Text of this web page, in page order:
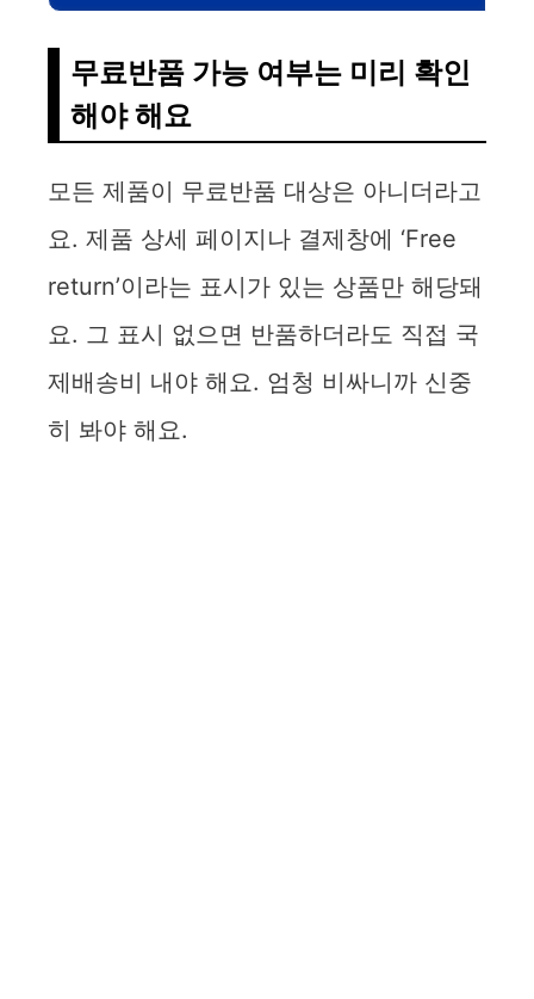
무료반품 가능 여부는 미리 확인
해야 해요
모든 제품이 무료반품 대상은 아니더라고
요. 제품 상세 페이지나 결제창에 ‘Free
return’이라는 표시가 있는 상품만 해당돼
요. 그 표시 없으면 반품하더라도 직접 국
제배송비 내야 해요. 엄청 비싸니까 신중
히 봐야 해요.